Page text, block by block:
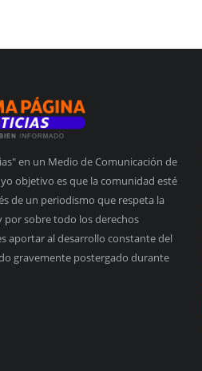
en un Medio de Comunicación de
objetivo es que la comunidad esté
de un periodismo que respeta la
por sobre todo los derechos
aportar al desarrollo constante del
gravemente postergado durante